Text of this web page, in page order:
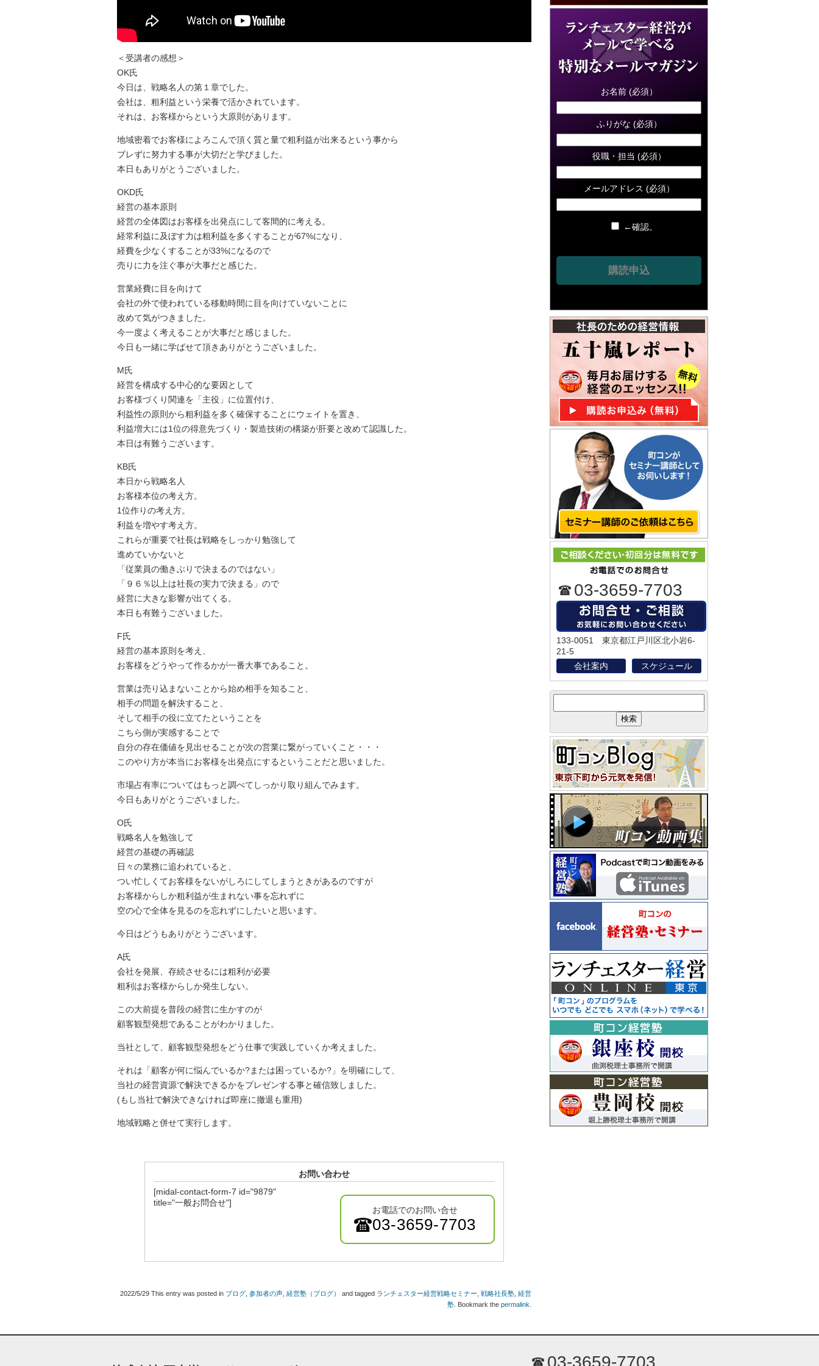
＜受講者の感想＞
OK氏
今日は、戦略名人の第１章でした。
会社は、粗利益という栄養で活かされています。
それは、お客様からという大原則があります。
地域密着でお客様によろこんで頂く質と量で粗利益が出来るという事から
ブレずに努力する事が大切だと学びました。
本日もありがとうございました。
OKD氏
経営の基本原則
経営の全体図はお客様を出発点にして客間的に考える。
経常利益に及ぼす力は粗利益を多くすることが67%になり、
経費を少なくすることが33%になるので
売りに力を注ぐ事が大事だと感じた。
営業経費に目を向けて
会社の外で使われている移動時間に目を向けていないことに
改めて気がつきました。
今一度よく考えることが大事だと感じました。
今日も一緒に学ばせて頂きありがとうございました。
M氏
経営を構成する中心的な要因として
お客様づくり関連を「主役」に位置付け、
利益性の原則から粗利益を多く確保することにウェイトを置き、
利益増大には1位の得意先づくり・製造技術の構築が肝要と改めて認識した。
本日は有難うございます。
KB氏
本日から戦略名人
お客様本位の考え方。
1位作りの考え方。
利益を増やす考え方。
これらが重要で社長は戦略をしっかり勉強して
進めていかないと
「従業員の働きぶりで決まるのではない」
「９６％以上は社長の実力で決まる」ので
経営に大きな影響が出てくる。
本日も有難うございました。
F氏
経営の基本原則を考え、
お客様をどうやって作るかが一番大事であること。
営業は売り込まないことから始め相手を知ること、
相手の問題を解決すること、
そして相手の役に立てたということを
こちら側が実感することで
自分の存在価値を見出せることが次の営業に繋がっていくこと・・・
このやり方が本当にお客様を出発点にするということだと思いました。
市場占有率についてはもっと調べてしっかり取り組んでみます。
今日もありがとうございました。
O氏
戦略名人を勉強して
経営の基礎の再確認
日々の業務に追われていると、
つい忙しくてお客様をないがしろにしてしまうときがあるのですが
お客様からしか粗利益が生まれない事を忘れずに
空の心で全体を見るのを忘れずにしたいと思います。
今日はどうもありがとうございます。
A氏
会社を発展、存続させるには粗利が必要
粗利はお客様からしか発生しない。
この大前提を普段の経営に生かすのが
顧客観型発想であることがわかりました。
当社として、顧客観型発想をどう仕事で実践していくか考えました。
それは「顧客が何に悩んでいるか?または困っているか?」を明確にして、
当社の経営資源で解決できるかをプレゼンする事と確信致しました。
(もし当社で解決できなければ即座に撤退も重用)
地域戦略と併せて実行します。
お問い合わせ
[midal-contact-form-7 id="9879"
title="一般お問合せ"]
お電話でのお問い合せ
03-3659-7703
2022/5/29 This entry was posted in ブログ 参加者の声 経営塾（ブログ） and tagged ランチェスター経営戦略セミナー 戦略社長塾 経営
塾 . Bookmark the permalink
お名前 (必須）
ふりがな (必須）
役職・担当 (必須）
メールアドレス (必須）
←確認。
03-3659-7703
133-0051 東京都江戸川区北小岩6-
21-5
会社案内
スケジュール
イ
内
検
索
03-3659-7703